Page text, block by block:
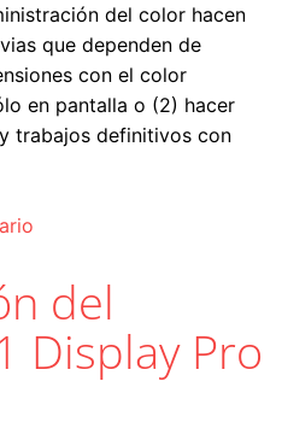
del color hacen
que dependen de
con el color
en pantalla o (2) hacer
trabajos definitivos con
Calibrar el monitor y la
del
Display Pro